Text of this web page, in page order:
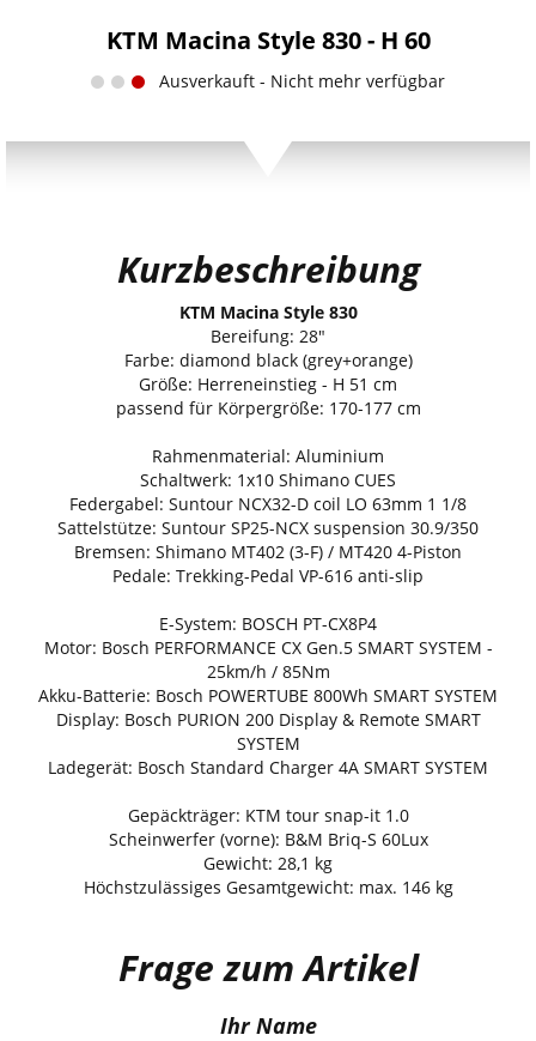
KTM Macina Style 830 - H 60
Ausverkauft - Nicht mehr verfügbar
Kurzbeschreibung
KTM Macina Style 830
Bereifung: 28"
Farbe: diamond black (grey+orange)
Größe: Herreneinstieg - H 51 cm
passend für Körpergröße: 170-177 cm
Rahmenmaterial: Aluminium
Schaltwerk: 1x10 Shimano CUES
Federgabel: Suntour NCX32-D coil LO 63mm 1 1/8
Sattelstütze: Suntour SP25-NCX suspension 30.9/350
Bremsen: Shimano MT402 (3-F) / MT420 4-Piston
Pedale: Trekking-Pedal VP-616 anti-slip
E-System: BOSCH PT-CX8P4
Motor: Bosch PERFORMANCE CX Gen.5 SMART SYSTEM -
25km/h / 85Nm
Akku-Batterie: Bosch POWERTUBE 800Wh SMART SYSTEM
Display: Bosch PURION 200 Display & Remote SMART
SYSTEM
Ladegerät: Bosch Standard Charger 4A SMART SYSTEM
Gepäckträger: KTM tour snap-it 1.0
Scheinwerfer (vorne): B&M Briq-S 60Lux
Gewicht: 28,1 kg
Höchstzulässiges Gesamtgewicht: max. 146 kg
Frage zum Artikel
Ihr Name